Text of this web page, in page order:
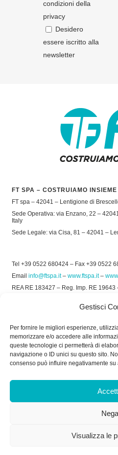
Gestisci
Per fornire le migliori esperienze,
memorizzare e/o accedere alle
queste tecnologie ci permetterà di
navigazione o ID unici su questo sito.
consenso può influire negativamente
Nega
Visualizza le
condizioni della
privacy
Desidero
essere iscritto alla
newsletter
FT SPA – COSTRUIAMO INSIEME
FT spa – 42041 – Lentigione di
Sede Operativa: via Enzano, 22 –
Italy
Sede Legale: via Cisa, 81 – 42041 –
Tel +39 0522 680424 – Fax +39 0522
Email info@ftspa.it– www.ftspa.it–
REA RE 183427 – Reg. Imp. RE 19643
Privacy Policy–
SOCIAL
Dal Lunedì al Venerdì: 8.00/12.30 -
Dal Lunedì al Venerdì: 7.30/11.30 -